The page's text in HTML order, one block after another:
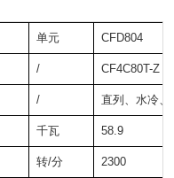
单元 CFD804
/ CF4C80T-Z
/ 直列、水冷、
千瓦 58.9
转/分 2300